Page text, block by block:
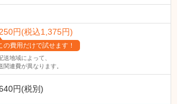
円(税込1,375円)
の費用だけで試せます！
送地域によって、
関連費が異なります。
円(税別)